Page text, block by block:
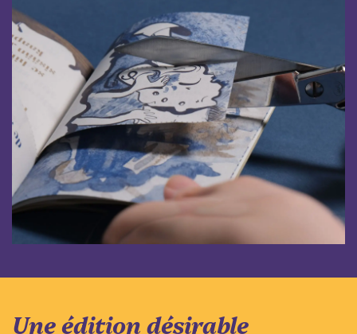
Une édition désirable